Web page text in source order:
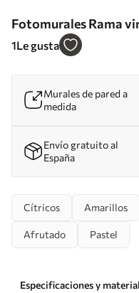
Fotomurales Rama
limones acuarela Nr.
1Le gusta
Murales de pared a
medida
Envío gratuito al
España
Cítricos Amarillos
Afrutado Pastel
Especificaciones y material